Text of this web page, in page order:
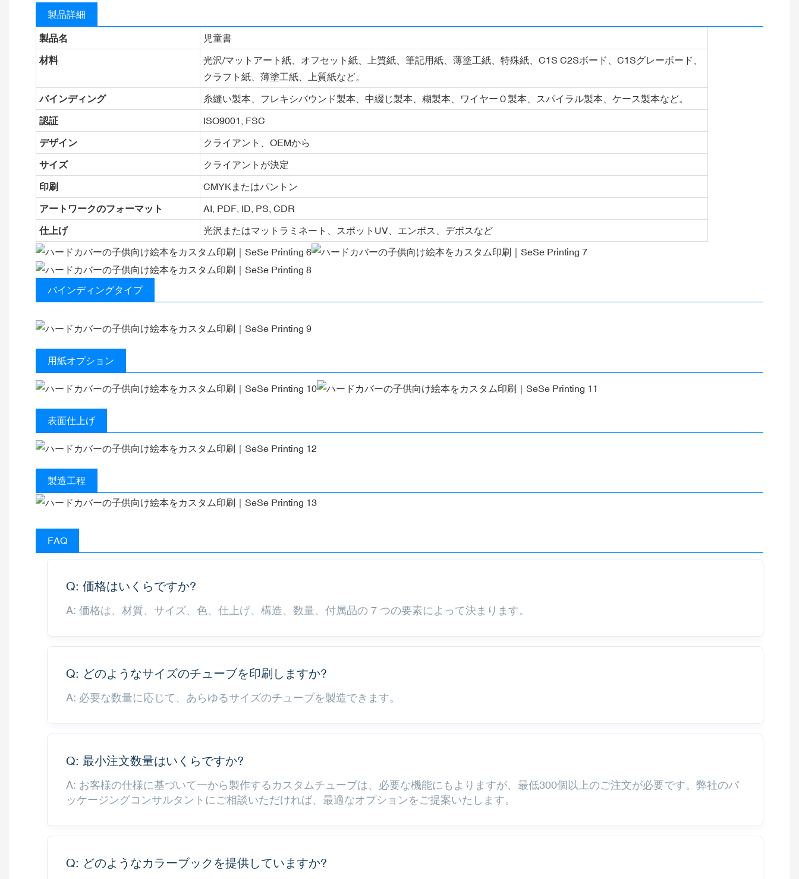
製品詳細
製品名 児童書
材料
光沢/マットアート紙、オフセット紙、上質紙、筆記用紙、薄塗工紙、特殊紙、C1S C2Sボード、C1Sグレーボード、
クラフト紙、薄塗工紙、上質紙など。
バインディング 糸縫い製本、フレキシバウンド製本、中綴じ製本、糊製本、ワイヤーＯ製本、スパイラル製本、ケース製本など。
認証 ISO9001, FSC
デザイン クライアント、OEMから
サイズ クライアントが決定
印刷 CMYKまたはパントン
アートワークのフォーマット AI, PDF, ID, PS, CDR
仕上げ 光沢またはマットラミネート、スポットUV、エンボス、デボスなど
バインディングタイプ
用紙オプション
表面仕上げ
製造工程
FAQ
Q: 価格はいくらですか?
A: 価格は、材質、サイズ、色、仕上げ、構造、数量、付属品の 7 つの要素によって決まります。
Q: どのようなサイズのチューブを印刷しますか?
A: 必要な数量に応じて、あらゆるサイズのチューブを製造できます。
Q: 最小注文数量はいくらですか?
A: お客様の仕様に基づいて一から製作するカスタムチューブは、必要な機能にもよりますが、最低300個以上のご注文が必要です。弊社のパ
ッケージングコンサルタントにご相談いただければ、最適なオプションをご提案いたします。
Q: どのようなカラーブックを提供していますか?